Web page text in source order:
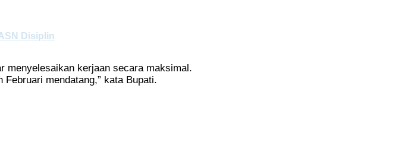
Disiplin
menyelesaikan kerjaan secara maksimal.
mendatang,” kata Bupati.